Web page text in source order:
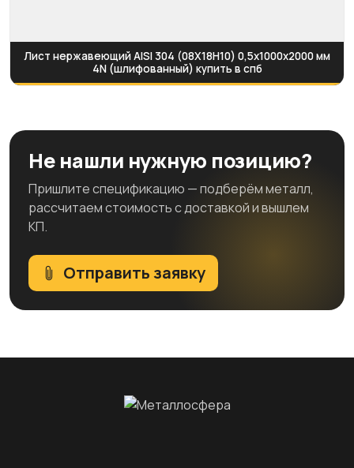
Лист нержавеющий AISI 304 (08Х18Н10) 0,5х1000х2000 мм
4N (шлифованный) купить в спб
Не нашли нужную позицию?
Пришлите спецификацию — подберём металл,
рассчитаем стоимость с доставкой и вышлем
КП.
Отправить заявку